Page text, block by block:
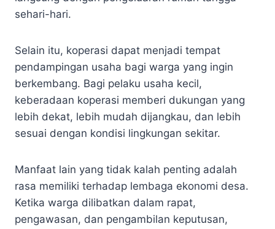
sehari-hari.
Selain itu, koperasi dapat menjadi tempat
pendampingan usaha bagi warga yang ingin
berkembang. Bagi pelaku usaha kecil,
keberadaan koperasi memberi dukungan yang
lebih dekat, lebih mudah dijangkau, dan lebih
sesuai dengan kondisi lingkungan sekitar.
Manfaat lain yang tidak kalah penting adalah
rasa memiliki terhadap lembaga ekonomi desa.
Ketika warga dilibatkan dalam rapat,
pengawasan, dan pengambilan keputusan,